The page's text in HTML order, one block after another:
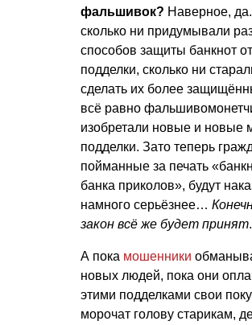
фальшивок? Наверное,
сколько ни придумывали
способов защиты банкнот от
подделки, сколько ни
сделать их более
всё равно
изобретали новые и новые
подделки. Зато теперь
пойманные за печать
банка приколов», будут
намного серьёзнее…
закон всё же будет принят.
А пока мошенники
новых людей, пока они
этими подделками свои
морочат голову старикам,